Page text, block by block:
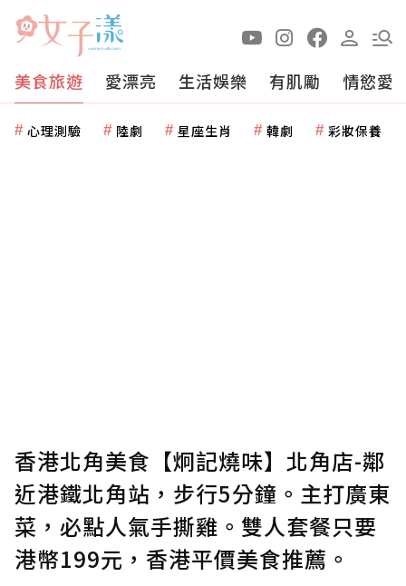
美食旅遊 愛漂亮 生活娛樂 有肌勵 情慾愛
心理測驗 陸劇 星座生肖 韓劇 彩妝保養
香港北角美食【炯記燒味】北角店-鄰
近港鐵北角站，步行5分鐘。主打廣東
菜，必點人氣手撕雞。雙人套餐只要
港幣199元，香港平價美食推薦。